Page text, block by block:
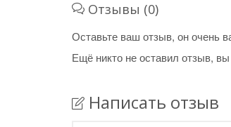
Отзывы (0)
Оставьте ваш отзыв, он очень
Ещё никто не оставил отзыв,
Написать отзыв